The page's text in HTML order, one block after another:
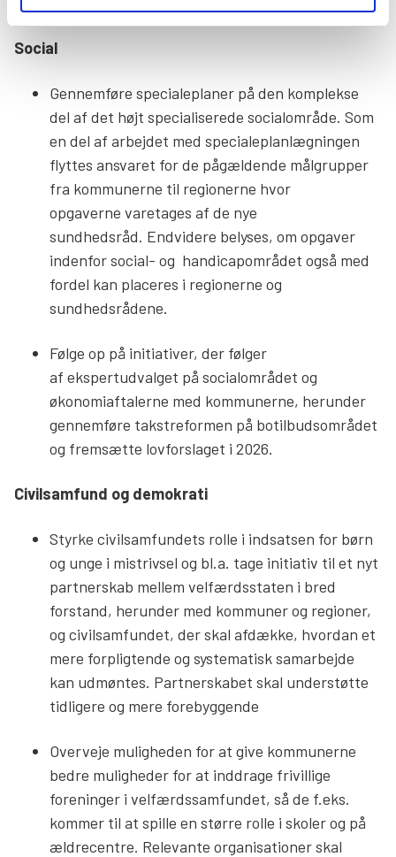
Social
Gennemføre specialeplaner på den komplekse
del af det højt specialiserede socialområde. Som
en del af arbejdet med specialeplanlægningen
flyttes ansvaret for de pågældende målgrupper
fra kommunerne til regionerne hvor
opgaverne varetages af de nye
sundhedsråd. Endvidere belyses, om opgaver
indenfor social- og handicapområdet også med
fordel kan placeres i regionerne og
sundhedsrådene.
Følge op på initiativer, der følger
af ekspertudvalget på socialområdet og
økonomiaftalerne med kommunerne, herunder
gennemføre takstreformen på botilbudsområdet
og fremsætte lovforslaget i 2026.
Civilsamfund og demokrati
Styrke civilsamfundets rolle i indsatsen for børn
og unge i mistrivsel og bl.a. tage initiativ til et nyt
partnerskab mellem velfærdsstaten i bred
forstand, herunder med kommuner og regioner,
og civilsamfundet, der skal afdække, hvordan et
mere forpligtende og systematisk samarbejde
kan udmøntes. Partnerskabet skal understøtte
tidligere og mere forebyggende
Overveje muligheden for at give kommunerne
bedre muligheder for at inddrage frivillige
foreninger i velfærdssamfundet, så de f.eks.
kommer til at spille en større rolle i skoler og på
ældrecentre. Relevante organisationer skal